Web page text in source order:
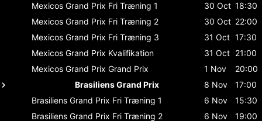
Mexicos Grand Prix Fri Træning 1 30 Oct 18:30
Mexicos Grand Prix Fri Træning 2 30 Oct 22:00
Mexicos Grand Prix Fri Træning 3 31 Oct 17:30
Mexicos Grand Prix Kvalifikation 31 Oct 21:00
Mexicos Grand Prix Grand Prix 1 Nov
20:00
Brasiliens Grand Prix
8 Nov
17:00
Brasiliens Grand Prix Fri Træning 1 6 Nov
15:30
Brasiliens Grand Prix Fri Træning 2 6 Nov
19:00